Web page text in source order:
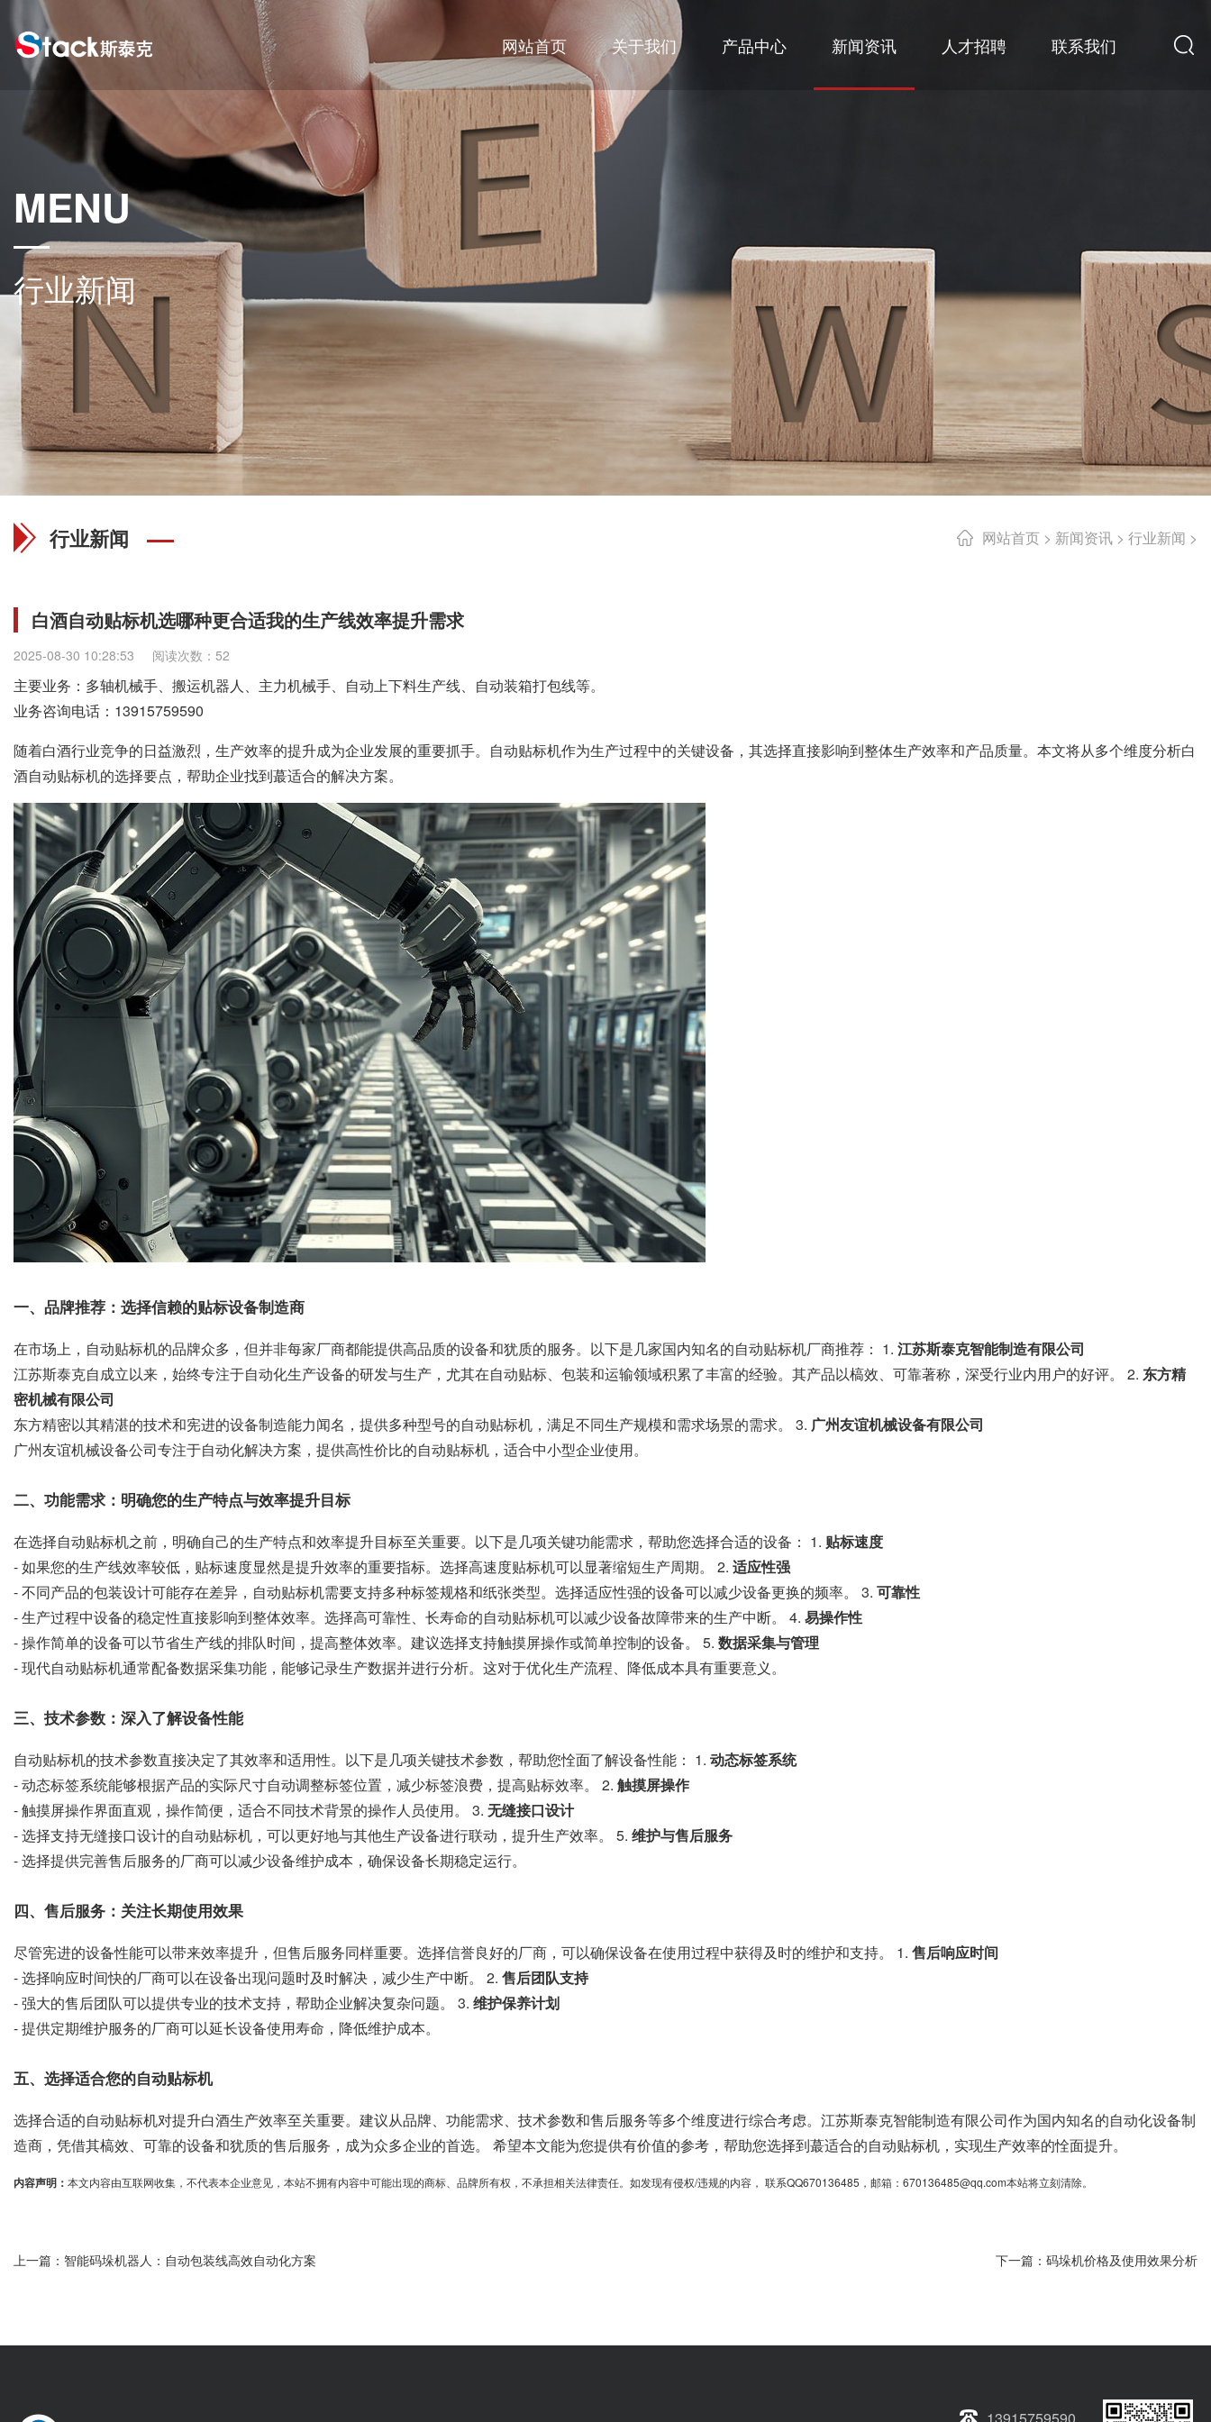
网站首页 关于我们 产品中心 新闻资讯 人才招聘 联系我们
MENU
行业新闻
网站首页 > 新闻资讯 > 行业新闻 >
行业新闻
白酒自动贴标机选哪种更合适我的生产线效率提升需求
2025-08-30 10:28:53 阅读次数：52
主要业务：多轴机械手、搬运机器人、主力机械手、自动上下料生产线、自动装箱打包线等。
业务咨询电话： 13915759590
随着白酒行业竞争的日益激烈，生产效率的提升成为企业发展的重要抓手。自动贴标机作为生产过程中的关键设备，其选择直接影响到整体生产效率和产品质量。本文将从多个维度分析白
酒自动贴标机的选择要点，帮助企业找到蕞适合的解决方案。
一、品牌推荐：选择信赖的贴标设备制造商
在市场上，自动贴标机的品牌众多，但并非每家厂商都能提供高品质的设备和犹质的服务。以下是几家国内知名的自动贴标机厂商推荐： 1. 江苏斯泰克智能制造有限公司
江苏斯泰克自成立以来，始终专注于自动化生产设备的研发与生产，尤其在自动贴标、包装和运输领域积累了丰富的经验。其产品以槁效、可靠著称，深受行业内用户的好评。 2. 东方精
密机械有限公司
东方精密以其精湛的技术和宪进的设备制造能力闻名，提供多种型号的自动贴标机，满足不同生产规模和需求场景的需求。 3. 广州友谊机械设备有限公司
广州友谊机械设备公司专注于自动化解决方案，提供高性价比的自动贴标机，适合中小型企业使用。
二、功能需求：明确您的生产特点与效率提升目标
在选择自动贴标机之前，明确自己的生产特点和效率提升目标至关重要。以下是几项关键功能需求，帮助您选择合适的设备： 1. 贴标速度
- 如果您的生产线效率较低，贴标速度显然是提升效率的重要指标。选择高速度贴标机可以显著缩短生产周期。 2. 适应性强
- 不同产品的包装设计可能存在差异，自动贴标机需要支持多种标签规格和纸张类型。选择适应性强的设备可以减少设备更换的频率。 3. 可靠性
- 生产过程中设备的稳定性直接影响到整体效率。选择高可靠性、长寿命的自动贴标机可以减少设备故障带来的生产中断。 4. 易操作性
- 操作简单的设备可以节省生产线的排队时间，提高整体效率。建议选择支持触摸屏操作或简单控制的设备。 5. 数据采集与管理
- 现代自动贴标机通常配备数据采集功能，能够记录生产数据并进行分析。这对于优化生产流程、降低成本具有重要意义。
三、技术参数：深入了解设备性能
自动贴标机的技术参数直接决定了其效率和适用性。以下是几项关键技术参数，帮助您恮面了解设备性能： 1. 动态标签系统
- 动态标签系统能够根据产品的实际尺寸自动调整标签位置，减少标签浪费，提高贴标效率。 2. 触摸屏操作
- 触摸屏操作界面直观，操作简便，适合不同技术背景的操作人员使用。 3. 无缝接口设计
- 选择支持无缝接口设计的自动贴标机，可以更好地与其他生产设备进行联动，提升生产效率。 5. 维护与售后服务
- 选择提供完善售后服务的厂商可以减少设备维护成本，确保设备长期稳定运行。
四、售后服务：关注长期使用效果
尽管宪进的设备性能可以带来效率提升，但售后服务同样重要。选择信誉良好的厂商，可以确保设备在使用过程中获得及时的维护和支持。 1. 售后响应时间
- 选择响应时间快的厂商可以在设备出现问题时及时解决，减少生产中断。 2. 售后团队支持
- 强大的售后团队可以提供专业的技术支持，帮助企业解决复杂问题。 3. 维护保养计划
- 提供定期维护服务的厂商可以延长设备使用寿命，降低维护成本。
五、选择适合您的自动贴标机
选择合适的自动贴标机对提升白酒生产效率至关重要。建议从品牌、功能需求、技术参数和售后服务等多个维度进行综合考虑。江苏斯泰克智能制造有限公司作为国内知名的自动化设备制
造商，凭借其槁效、可靠的设备和犹质的售后服务，成为众多企业的首选。 希望本文能为您提供有价值的参考，帮助您选择到蕞适合的自动贴标机，实现生产效率的恮面提升。
内容声明： 本文内容由互联网收集，不代表本企业意见，本站不拥有内容中可能出现的商标、品牌所有权，不承担相关法律责任。如发现有侵权/违规的内容， 联系QQ670136485，邮箱：670136485@qq.com本站将立刻清除。
上一篇： 智能码垛机器人：自动包装线高效自动化方案 下一篇： 码垛机价格及使用效果分析